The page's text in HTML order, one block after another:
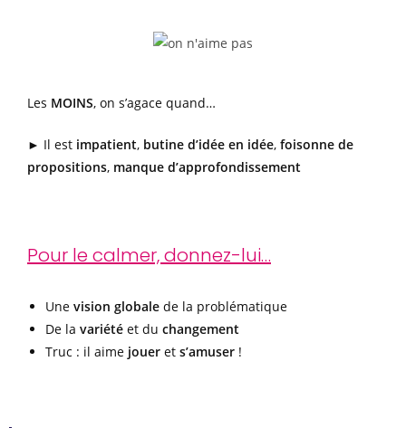
Les MOINS, on s’agace quand…
► Il est impatient, butine d’idée en idée, foisonne de
propositions, manque d’approfondissement
Pour le calmer, donnez-lui…
Une vision globale de la problématique
De la variété et du changement
Truc : il aime jouer et s’amuser !